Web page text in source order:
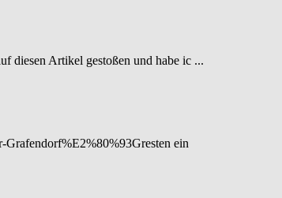
diesen Artikel gestoßen und habe ic ...
ein